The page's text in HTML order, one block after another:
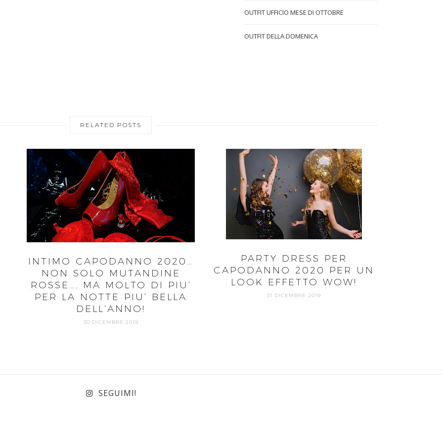
OUTFIT UFFICIO MESE DI OTTOBRE
OUTFIT DELLA DOMENICA
RELATED POSTS
INTIMO CAPODANNO 2020…
NON SOLO MUTANDINE
ROSSE…. MA MOLTO DI PIU’
PER LA NOTTE PIU’ BELLA
DELL’ANNO!
30 DICEMBRE 2019
PARTY DRESS PER
CAPODANNO 2020 PER UN
LOOK EFFETTO WOW!
31 DICEMBRE 2019
SEGUIMI!